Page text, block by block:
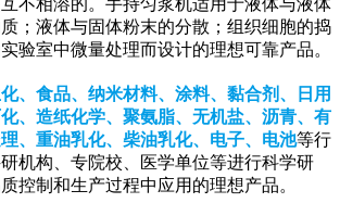
；液体与固体粉末的分散；组织细胞的捣
验室中微量处理而设计的理想可靠产品。
、食品、纳米材料、涂料、黏合剂、日用
、造纸化学、聚氨脂、无机盐、沥青、有
、重油乳化、柴油乳化、电子、电池等行
机构、专院校、医学单位等进行科学研
控制和生产过程中应用的理想产品。